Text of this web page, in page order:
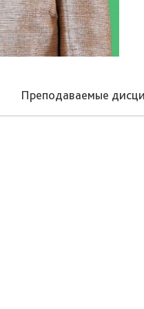
Преподаваемые